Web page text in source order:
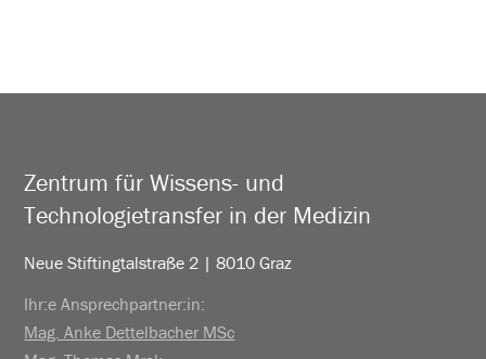
Zentrum für Wissens- und
Technologietransfer in der Medizin
Neue Stiftingtalstraße 2 | 8010 Graz
Ihr:e Ansprechpartner:in:
Mag. Anke Dettelbacher MSc